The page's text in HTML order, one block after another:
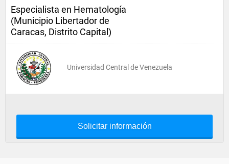
Especialista en Hematología
(Municipio Libertador de
Caracas, Distrito Capital)
Universidad Central de Venezuela
Solicitar información